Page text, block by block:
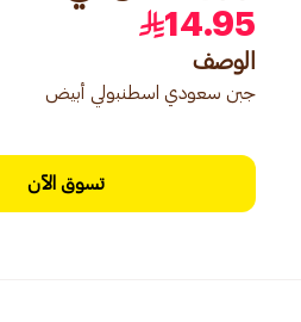
14.95
الوصف
جبن سعودي اسطنبولي أبيض
تسوق الآن